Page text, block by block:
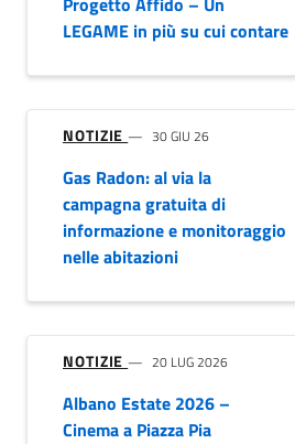
LEGAME in più su cui contare
NOTIZIE 30 GIU 26
Gas Radon: al via la
campagna gratuita di
informazione e monitoraggio
nelle abitazioni
NOTIZIE 20 LUG 2026
Albano Estate 2026 –
Cinema a Piazza Pia